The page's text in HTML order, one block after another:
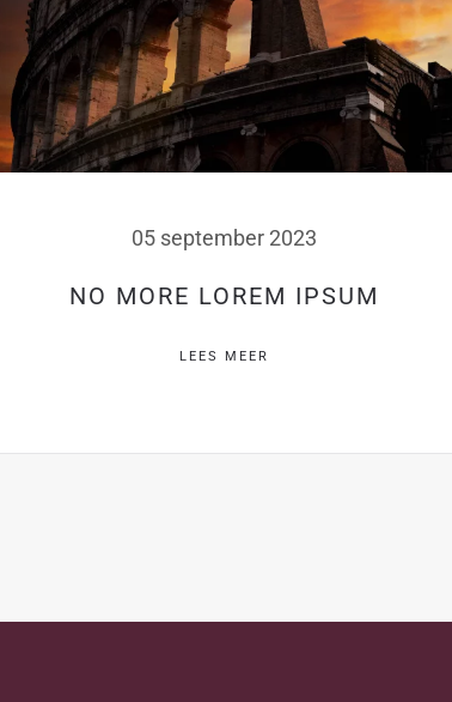
05 september 2023
NO MORE LOREM IPSUM
LEES MEER